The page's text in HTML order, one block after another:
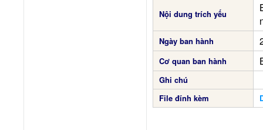
Nội dung trích yếu
Ngày ban hành
Cơ quan ban hành
Ghi chú
File đính kèm